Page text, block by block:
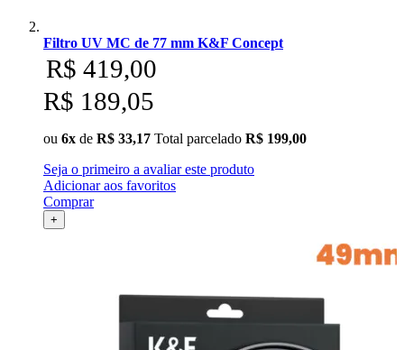
Filtro UV MC de 77 mm K&F Concept
R$ 419,00
R$ 189,05
ou 6x de R$ 33,17 Total parcelado R$ 199,00
Seja o primeiro a avaliar este produto
Adicionar aos favoritos
Comprar
+